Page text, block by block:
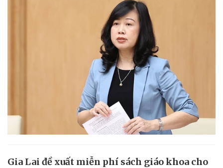
Gia Lai đề xuất miễn phí sách giáo khoa cho